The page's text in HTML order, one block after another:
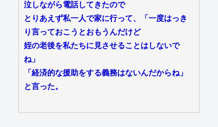
泣しながら電話してきたので
とりあえず私一人で家に行って、「一度はっき
り言っておこうとおもうんだけど
姪の老後を私たちに見させることはしないで
ね」
「経済的な援助をする義務はないんだからね」
と言った。